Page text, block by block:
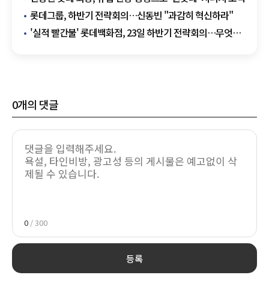
롯데그룹, 하반기 전략회의…신동빈 "과감히 혁신하라"
'실적 빨간불' 롯데백화점, 23일 하반기 전략회의…무엇
0개의 댓글
0 / 300
등록